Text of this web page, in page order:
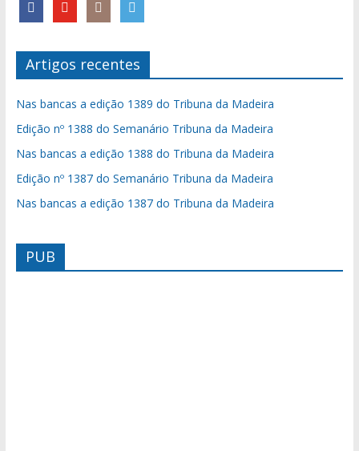
Artigos recentes
Nas bancas a edição 1389 do Tribuna da Madeira
Edição nº 1388 do Semanário Tribuna da Madeira
Nas bancas a edição 1388 do Tribuna da Madeira
Edição nº 1387 do Semanário Tribuna da Madeira
Nas bancas a edição 1387 do Tribuna da Madeira
PUB